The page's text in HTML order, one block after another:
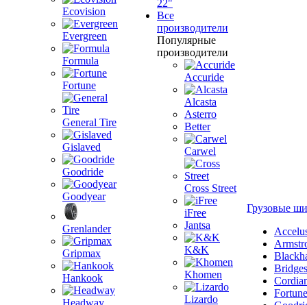
Ecovision
Evergreen
Formula
Fortune
General Tire
Gislaved
Goodride
Goodyear
Grenlander
Gripmax
Hankook
Headway
22"
Все
производители
Популярные
производители
Accuride
Alcasta
Asterro
Better
Carwel
Cross Street
iFree
Jantsa
K&K
Khomen
Lizardo
Грузовые
Fortune